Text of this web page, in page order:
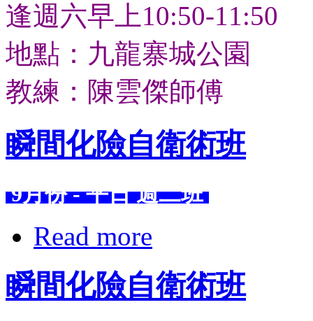
逢週六早上10:50-11:50
地點：九龍寨城公園
教練：陳雲傑師傅
瞬間化險自衛術班
9月份 - 平日 週二班
Read more
瞬間化險自衛術班